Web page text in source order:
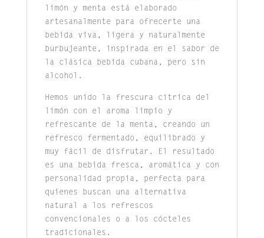
limón y menta está elaborado
artesanalmente para ofrecerte una
bebida viva, ligera y naturalmente
burbujeante, inspirada en el sabor de
la clásica bebida cubana, pero sin
alcohol.
Hemos unido la frescura cítrica del
limón con el aroma limpio y
refrescante de la menta, creando un
refresco fermentado, equilibrado y
muy fácil de disfrutar. El resultado
es una bebida fresca, aromática y con
personalidad propia, perfecta para
quienes buscan una alternativa
natural a los refrescos
convencionales o a los cócteles
tradicionales.